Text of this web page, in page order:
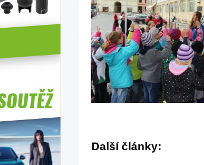
Další články: